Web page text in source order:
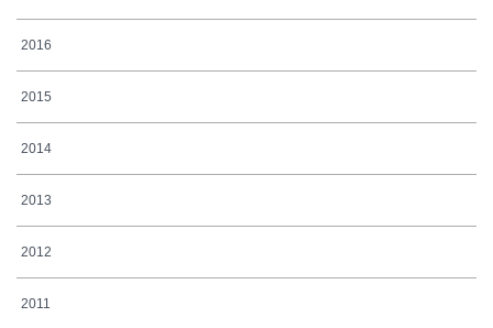
2016
2015
2014
2013
2012
2011